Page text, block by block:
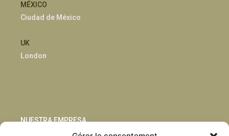
MÉXICO
Ciudad de México
UK
London
NUESTRA EMPRESA